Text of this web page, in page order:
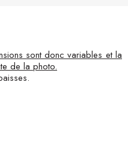
sont donc variables et la
de la photo.